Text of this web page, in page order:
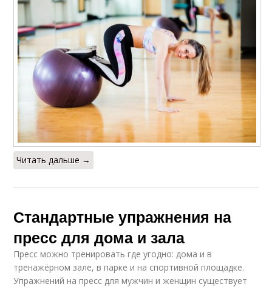
Читать дальше →
Стандартные упражнения на
пресс для дома и зала
Пресс можно тренировать где угодно: дома и в
тренажёрном зале, в парке и на спортивной площадке.
Упражнений на пресс для мужчин и женщин существует